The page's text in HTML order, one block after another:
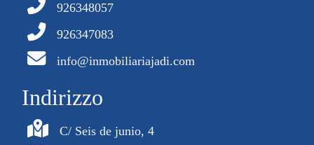
926348057
926347083
info@inmobiliariajadi.com
Indirizzo
C/ Seis de junio, 4